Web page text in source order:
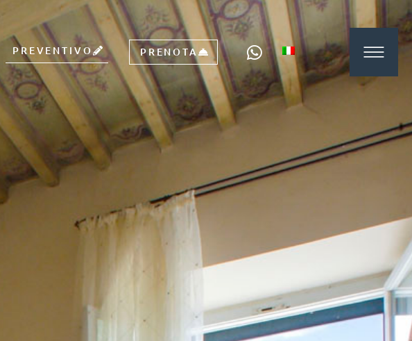
PREVENTIVO PRENOTA